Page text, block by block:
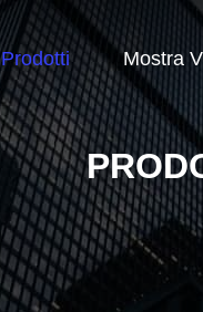
Prodotti Mostra